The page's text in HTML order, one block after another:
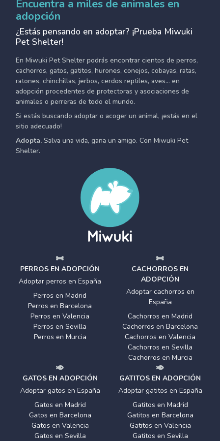
Encuentra a miles de animales en
adopción
¿Estás pensando en adoptar? ¡Prueba Miwuki
Pet Shelter!
En Miwuki Pet Shelter podrás encontrar cientos de perros,
cachorros, gatos, gatitos, hurones, conejos, cobayas, ratas,
ratones, chinchillas, jerbos, cerdos reptiles, aves... en
adopción procedentes de protectoras y asociaciones de
animales o perreras de todo el mundo.
Si estás buscando adoptar o acoger un animal, ¡estás en el
sitio adecuado!
Adopta. Salva una vida, gana un amigo. Con Miwuki Pet
Shelter.
PERROS EN ADOPCIÓN
Adoptar perros en España
Perros en Madrid
Perros en Barcelona
Perros en Valencia
Perros en Sevilla
Perros en Murcia
CACHORROS EN
ADOPCIÓN
Adoptar cachorros en
España
Cachorros en Madrid
Cachorros en Barcelona
Cachorros en Valencia
Cachorros en Sevilla
Cachorros en Murcia
GATOS EN ADOPCIÓN
Adoptar gatos en España
Gatos en Madrid
Gatos en Barcelona
Gatos en Valencia
Gatos en Sevilla
GATITOS EN ADOPCIÓN
Adoptar gatitos en España
Gatitos en Madrid
Gatitos en Barcelona
Gatitos en Valencia
Gatitos en Sevilla